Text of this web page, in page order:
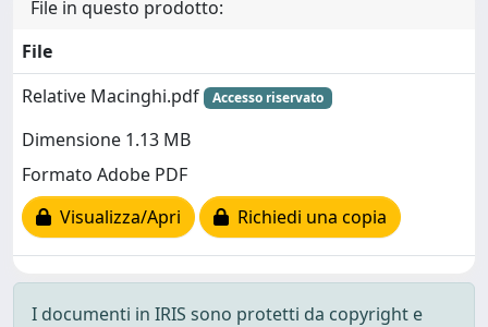
File in questo prodotto:
File
Relative Macinghi.pdf
Accesso riservato
Dimensione 1.13 MB
Formato Adobe PDF
Visualizza/Apri
Richiedi una copia
I documenti in IRIS sono protetti da copyright e